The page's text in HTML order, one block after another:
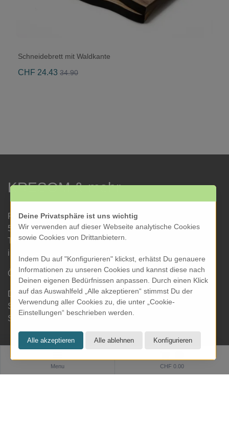
Menu CHF 0.00
Schneidebrett mit Waldkante
CHF 24.43 34.90
KRESOM & mehr
Rathausgasse 27
5000 Aarau
Tel: 062 822 19 19
info@kresom.ch
Öffnungszeiten Laden:
Dienstag bis Freitag: 09.30 bis 18.00 Uhr
Samstag: 09.30 bis 17.00 Uhr
Sonntag & Montag geschlossen
Informationen
Deine Privatsphäre ist uns wichtig
Wir verwenden auf dieser Webseite analytische Cookies
sowie Cookies von Drittanbietern.
Indem Du auf "Konfigurieren" klickst, erhätst Du genauere
Informationen zu unseren Cookies und kannst diese nach
Deinen eigenen Bedürfnissen anpassen. Durch einen Klick
auf das Auswahlfeld „Alle akzeptieren“ stimmst Du der
Verwendung aller Cookies zu, die unter „Cookie-
Einstellungen“ beschrieben werden.